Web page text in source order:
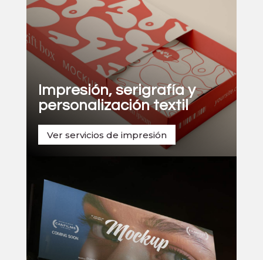
Impresión, serigrafía y
personalización textil
Ver servicios de impresión